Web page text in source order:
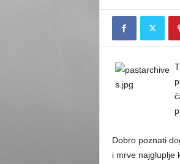
Dobro poznati
i mrve najgluplje